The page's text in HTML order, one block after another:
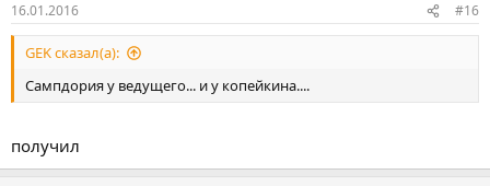
16.01.2016 #16
GEK сказал(а):
Сампдория у ведущего... и у копейкина....
получил